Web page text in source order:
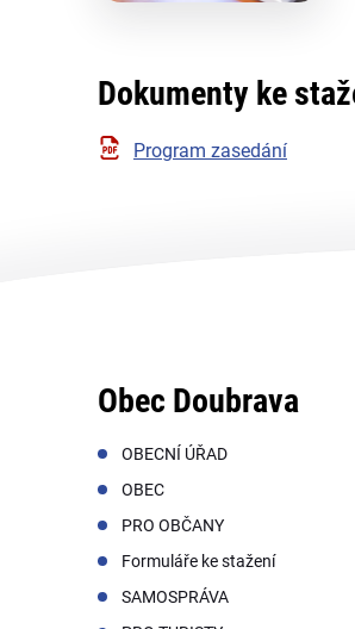
Dokumenty ke
Program zasedání
Obec Doubrava
OBECNÍ ÚŘAD
OBEC
PRO OBČANY
Formuláře ke stažení
SAMOSPRÁVA